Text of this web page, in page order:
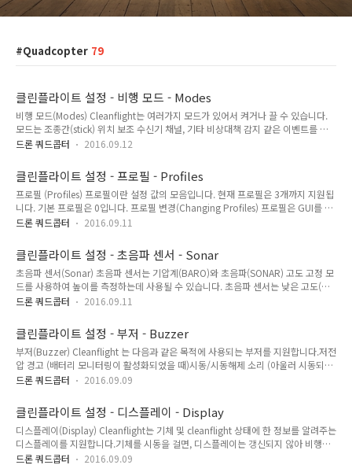
Quadcopter 79
클린플라이트 설정 - 비행 모드 - Modes
비행 모드(Modes) Cleanflight는 여러가지 모드가 있어서 켜거나 끌 수 있습니다.
모드는 조종간(stick) 위치 보조 수신기 채널, 기타 비상대책 감지 같은 이벤트를 통
해 활성화 비활성화 할 수 있습니다.MSP IDCLI IDShort NameFunction00ARM모
22HORIZON자동레벨(Auto-level) 비행 모드33BARO고도고정(Altitude hold) 모
드 (기압계 센서 필요)4N/AVARIOUnused54MAG방향 고정(Heading
lock)65HEADFREE방향 자유(Head Free) - yaw 가 pitch/roll 입력에 영향을 주지
않음76HEADADJ방향 변경(Heading Ad..
드론 쿼드콥터 2016.09.12
클린플라이트 설정 - 프로필 - Profiles
프로필 (Profiles) 프로필이란 설정 값의 모음입니다. 현재 프로필은 3개까지 지원됩
니다. 기본 프로필은 0입니다. 프로필 변경(Changing Profiles) 프로필은 GUI를 통
해 바꿀 수 있습니다. 다음과 같은 스틱 조합을 통해서도 바꿀 수 있습니
DownLeftMiddleRightCLI [profile] 명령으로도 가능합니다.profile Rate 프로필
Cleanflight는 일반 프로필외에 Rate 프로필을 지원합니다. Rate 프로필에는 조종
입력에 따은 기체 반응 방법을 조정하는 설정이 들어 있습니다. 세가지 Rate 프로필
이 지원됩니다. Rate 프로필은 비행중 조종..
드론 쿼드콥터 2016.09.11
클린플라이트 설정 - 초음파 센서 - Sonar
초음파 센서(Sonar) 초음파 센서는 기압계(BARO)와 초음파(SONAR) 고도 고정 모
드를 사용하여 높이를 측정하는데 사용될 수 있습니다. 초음파 센서는 낮은 고도(지
상 3.5미터 이하)에서 압력센서(기압계) 대신 사용할 수 있습니다. 초음파센서는 기
(Hardware) 현재 주 지원 센서는 HCSR04 센서입니다. Parallax 28015 단선
(single-wire) 소나도 Trigger와 Echo 핀에 1k 저항을 연결하면 사용할 수 있습니다.
또한 저항 반대편은 서로 연결하고 소나 모듈과 연결시키면 됩니다. ??? 1k
TRIGGER--/\/\--\ \_______ 28015 SONAR 1k / ECHO-----/\/..
드론 쿼드콥터 2016.09.11
클린플라이트 설정 - 부저 - Buzzer
부저(Buzzer) Cleanflight 는 다음과 같은 목적에 사용되는 부저를 지원합니다.저전
압 경고 (배터리 모니터링이 활성화되었을 때)시동/시동해제 소리 (아울러 시동되어
있는 동안 경고 음)교정 완료 상태 알림TX-AUX 작동 삐삐 - 기체 추락시 위치를 찾는
시동/시동해제를 콘트롤 스틱으로 수행할 경우, 스틱을 시동해제에 둘때 반복되는
톤이 들립니다. "lost-model locator"로서 사용될 수 있습니다.???보드에 전원을
넣었을 때 즉시 세번 삐삐거리면 자이로스코프 교정이 성공했다는 뜻입니다.
Cleanflight 는 매번 전원을 넣을 때마다 자동적으로 자이로를 교정합니다. 따라서
세번 삐삐 소리가 들..
드론 쿼드콥터 2016.09.09
클린플라이트 설정 - 디스플레이 - Display
디스플레이(Display) Cleanflight는 기체 및 cleanflight 상태에 한 정보를 알려주는
디스플레이를 지원합니다.기체를 시동을 걸면, 디스플레이는 갱신되지 않아 비행은
영향을 받지 않습니다. 시동을 끄면 화면에 여러가지 페이지가 돌아가며 나타납니다.
드론 쿼드콥터 2016.09.09